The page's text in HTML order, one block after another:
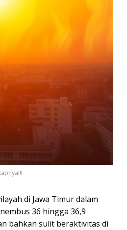
di Jawa Timur dalam
36 hingga 36,9
bahkan sulit beraktivitas di